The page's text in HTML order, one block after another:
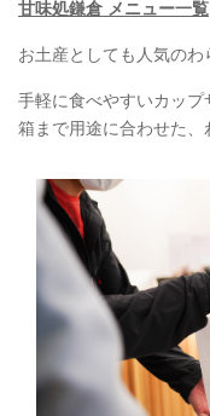
甘味処鎌倉 メニュー一覧
お土産としても人気のわ
手軽に食べやすいカッ
箱まで用途に合わせた、